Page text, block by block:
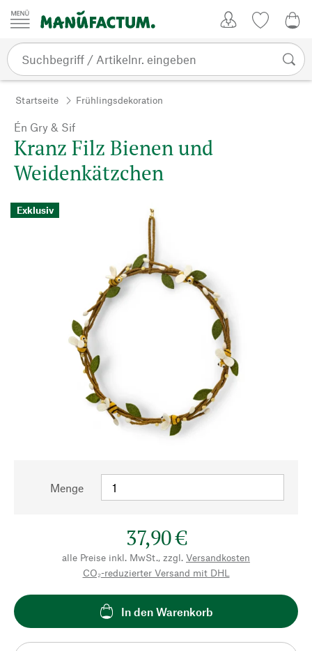
Zum Inhalt springen
Startseite Frühlingsdekoration
Én Gry & Sif
Kranz Filz Bienen und
Weidenkätzchen
Exklusiv
Menge
37,90 €
alle Preise inkl. MwSt., zzgl. Versandkosten
CO₂-reduzierter Versand mit DHL
In den Warenkorb